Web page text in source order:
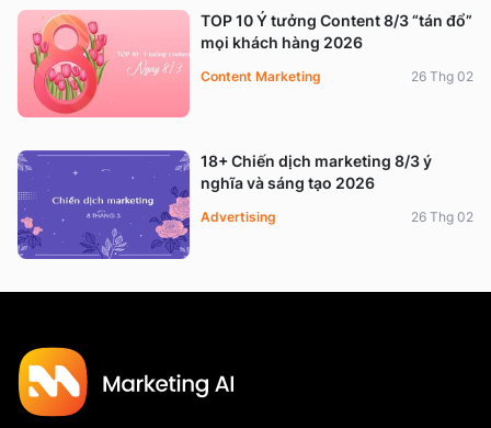
TOP 10 Ý tưởng Content 8/3 “tán đổ”
mọi khách hàng 2026
Content Marketing 26 Thg 02
18+ Chiến dịch marketing 8/3 ý
nghĩa và sáng tạo 2026
Advertising 26 Thg 02